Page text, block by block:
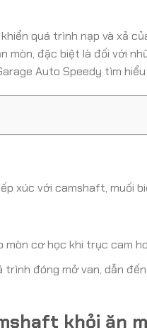
quá trình nạp và xả
đặc biệt là đối với
Auto Speedy tìm
xúc với camshaft, muối
mòn cơ học khi trục cam
đóng mở van, dẫn
khỏi ăn